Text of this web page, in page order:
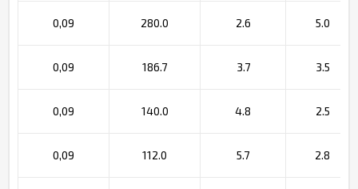
0,09 280.0 2.6 5.0
0,09 186.7 3.7 3.5
0,09 140.0 4.8 2.5
0,09 112.0 5.7 2.8